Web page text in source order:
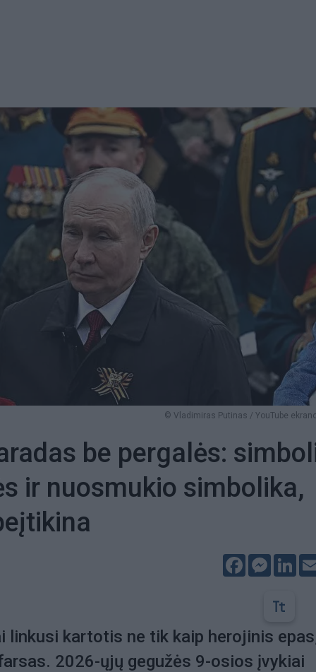
© Vladimiras Putinas / YouTube
be pergalės:
ir nuosmukio simbolika,
Facebook
linkusi kartotis ne tik kaip herojinis
2026-ųjų gegužės 9-osios įvykiai